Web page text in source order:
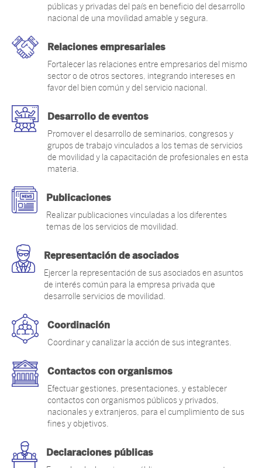
públicas y privadas del país en beneficio del desarrollo
nacional de una movilidad amable y segura.
Relaciones empresariales
Fortalecer las relaciones entre empresarios del mismo
sector o de otros sectores, integrando intereses en
favor del bien común y del servicio nacional.
Desarrollo de eventos
Promover el desarrollo de seminarios, congresos y
grupos de trabajo vinculados a los temas de servicios
de movilidad y la capacitación de profesionales en esta
materia.
Publicaciones
Realizar publicaciones vinculadas a los diferentes
temas de los servicios de movilidad.
Representación de asociados
Ejercer la representación de sus asociados en asuntos
de interés común para la empresa privada que
desarrolle servicios de movilidad.
Coordinación
Coordinar y canalizar la acción de sus integrantes.
Contactos con organismos
Efectuar gestiones, presentaciones, y establecer
contactos con organismos públicos y privados,
nacionales y extranjeros, para el cumplimiento de sus
fines y objetivos.
Declaraciones públicas